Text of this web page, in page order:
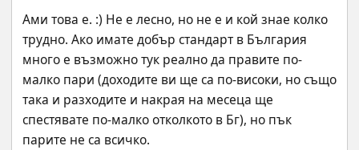
Ами това е. :) Не е лесно, но не е и кой знае колко
трудно. Ако имате добър стандарт в България
много е възможно тук реално да правите по-
малко пари (доходите ви ще са по-високи, но също
така и разходите и накрая на месеца ще
спестявате по-малко отколкото в Бг), но пък
парите не са всичко.